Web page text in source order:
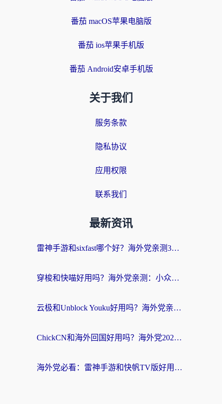
番茄 macOS苹果电脑版
番茄 ios苹果手机版
番茄 Android安卓手机版
关于我们
服务条款
隐私协议
应用权限
联系我们
最新资讯
雷神手游和sixfast哪个好？海外党亲测3款回国加速器，教你选对不踩坑
穿梭和快喵好用吗？海外党亲测：小众加速器对比+番茄加速器深度体验
云极和Unblock Youku好用吗？海外党亲测+2026回国加速器避坑指南
ChickCN和海外回国好用吗？海外党2026亲测：从手游到影音，选对加速器的3个关键
海外党必看：雷神手游和快帆TV版好用吗？3步选对回国加速器不踩坑